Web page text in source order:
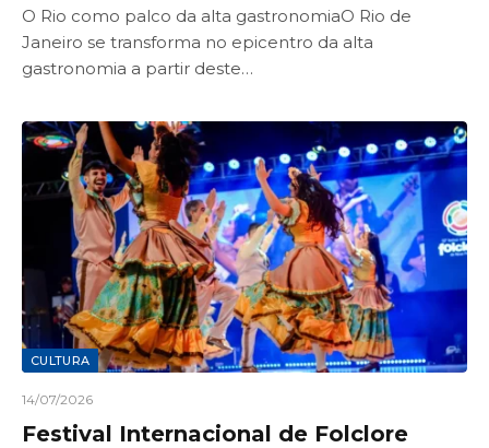
O Rio como palco da alta gastronomiaO Rio de
Janeiro se transforma no epicentro da alta
gastronomia a partir deste…
CULTURA
14/07/2026
Festival Internacional de Folclore